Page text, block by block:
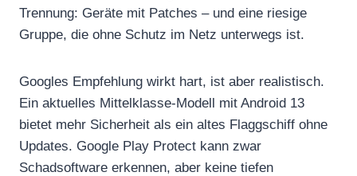
Trennung: Geräte mit Patches – und eine riesige
Gruppe, die ohne Schutz im Netz unterwegs ist.
Googles Empfehlung wirkt hart, ist aber realistisch.
Ein aktuelles Mittelklasse‑Modell mit Android 13
bietet mehr Sicherheit als ein altes Flaggschiff ohne
Updates. Google Play Protect kann zwar
Schadsoftware erkennen, aber keine tiefen